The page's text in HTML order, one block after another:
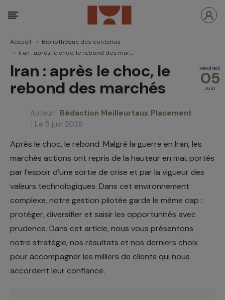
Accueil
Bibliothèque des contenus
Iran : après le choc, le rebond des marchés
Vendredi
05
Juin
Iran : après le choc, le
rebond des marchés
Auteur: Rédaction Meilleurtaux Placement
Le 5 juin 2026
Après le choc, le rebond. Malgré la guerre en Iran, les
marchés actions ont repris de la hauteur en mai, portés
par l’espoir d’une sortie de crise et par la vigueur des
valeurs technologiques. Dans cet environnement
complexe, notre gestion pilotée garde le même cap :
protéger, diversifier et saisir les opportunités avec
prudence. Dans cet article, nous vous présentons
notre stratégie, nos résultats et nos derniers choix
pour accompagner les milliers de clients qui nous
accordent leur confiance.